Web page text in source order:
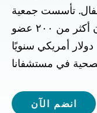
تأسست جمعية
السفراء عام ٢٠٠٥، وتضم الآن أكثر من ٢٠٠ عضو
يجمعون أكثر من ١٫٤٥٠٫٠٠٠ دولار أمريكي سنويًا
انضم الآن